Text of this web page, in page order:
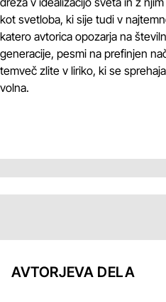
kot svetloba, ki sije tudi v
katero avtorica opozarja na
generacije, pesmi na prefinjen
temveč zlite v liriko, ki se
volna.
AVTORJEVA DELA